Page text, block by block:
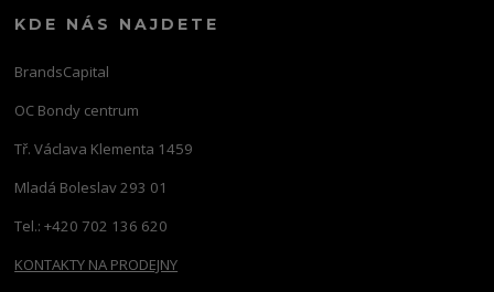
KDE NÁS NAJDETE
BrandsCapital
OC Bondy centrum
Tř. Václava Klementa 1459
Mladá Boleslav 293 01
Tel.: +420 702 136 620
KONTAKTY NA PRODEJNY